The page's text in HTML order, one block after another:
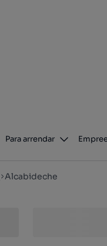
Para arrendar
Alcabideche